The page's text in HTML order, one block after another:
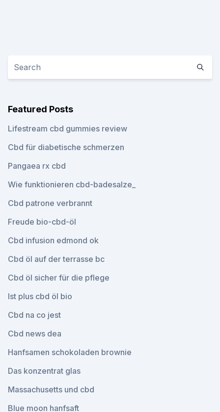
Featured Posts
Lifestream cbd gummies review
Cbd für diabetische schmerzen
Pangaea rx cbd
Wie funktionieren cbd-badesalze_
Cbd patrone verbrannt
Freude bio-cbd-öl
Cbd infusion edmond ok
Cbd öl auf der terrasse bc
Cbd öl sicher für die pflege
Ist plus cbd öl bio
Cbd na co jest
Cbd news dea
Hanfsamen schokoladen brownie
Das konzentrat glas
Massachusetts und cbd
Blue moon hanfsaft